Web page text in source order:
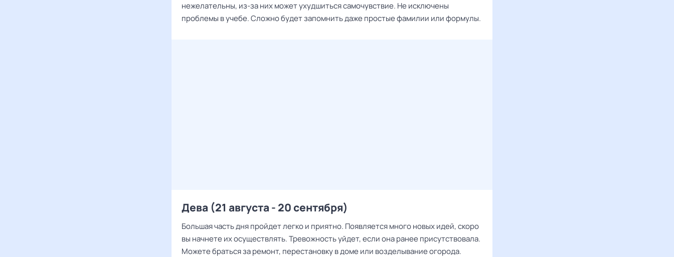
нежелательны, из-за них может ухудшиться самочувствие. Не исключены
проблемы в учебе. Сложно будет запомнить даже простые фамилии или формулы.
Дева (21 августа - 20 сентября)
Большая часть дня пройдет легко и приятно. Появляется много новых идей, скоро
вы начнете их осуществлять. Тревожность уйдет, если она ранее присутствовала.
Можете браться за ремонт, перестановку в доме или возделывание огорода.